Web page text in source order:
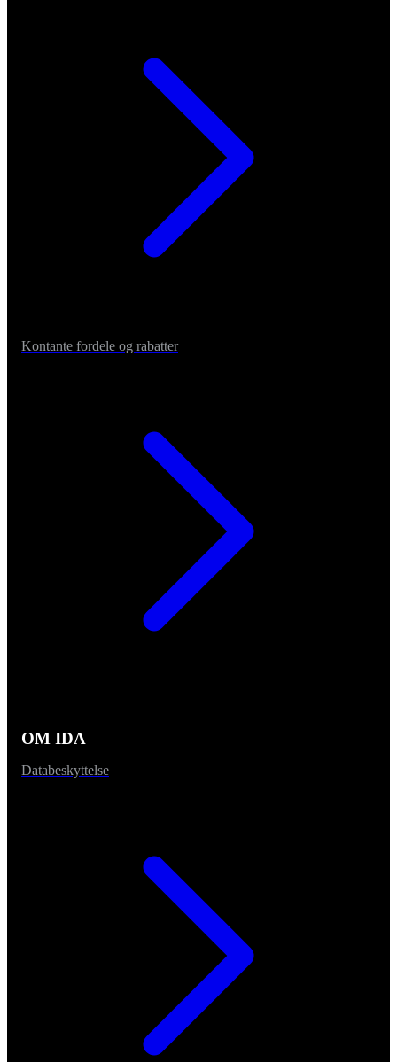
Kontante fordele og rabatter
OM IDA
Databeskyttelse